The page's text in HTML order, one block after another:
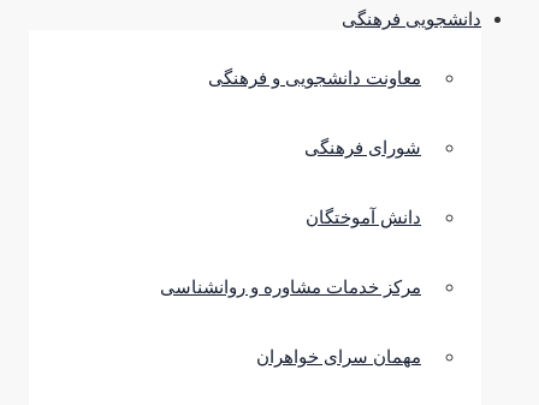
دانشجویی فرهنگی
معاونت دانشجویی و فرهنگی
شورای فرهنگی
دانش آموختگان
مرکز خدمات مشاوره و روانشناسی
مهمان سرای خواهران